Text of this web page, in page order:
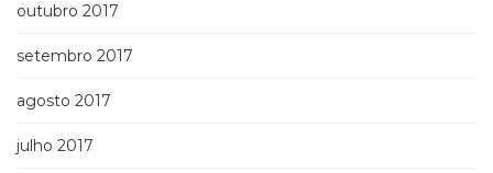
outubro 2017
setembro 2017
agosto 2017
julho 2017